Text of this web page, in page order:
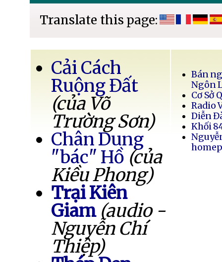
Translate this page:
Cải Cách
Ruộng Đất
(của Võ
Trường Sơn)
Chân Dung
"bác" Hồ (của
Kiều Phong)
Trại Kiên
Giam (audio -
Nguyễn Chí
Thiệp)
Bán
Ngôn
Cơ Sở
Radio
Diễn
Khối